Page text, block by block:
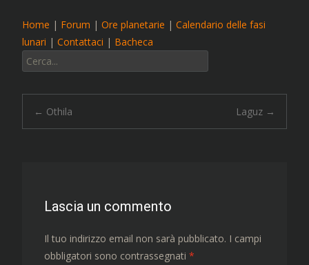
Home | Forum | Ore planetarie | Calendario delle fasi
lunari | Contattaci | Bacheca
Cerca:
Navigazione
← Othila Laguz →
Lascia un commento
Il tuo indirizzo email non sarà pubblicato. I campi
obbligatori sono contrassegnati *